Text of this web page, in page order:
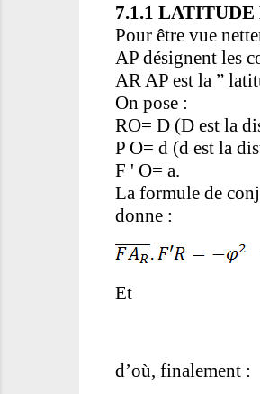
7.1.1
Pour être vue
AP désignent les
AR AP est la ”
On pose :
RO= D (D est la
P O= d (d est la
F ' O= a.
La formule de
donne :
Et
d’où, finalement :